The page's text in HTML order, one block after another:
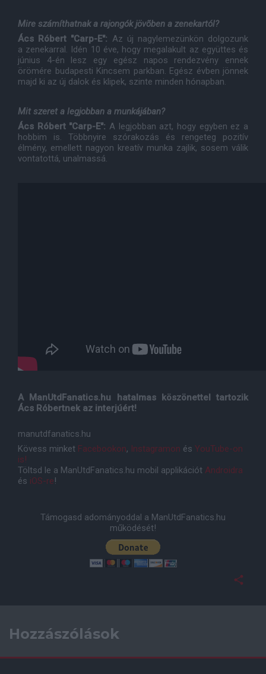
Mire számíthatnak a rajongók jövõben a zenekartól?
Ács Róbert "Carp-E": Az új nagylemezünkön dolgozunk
a zenekarral. Idén 10 éve, hogy megalakult az együttes és
június 4-én lesz egy egész napos rendezvény ennek
örömére budapesti Kincsem parkban. Egész évben jönnek
majd ki az új dalok és klipek, szinte minden hónapban.
Mit szeret a legjobban a munkájában?
Ács Róbert "Carp-E": A legjobban azt, hogy egyben ez a
hobbim is. Többnyire szórakozás és rengeteg pozitív
élmény, emellett nagyon kreatív munka zajlik, sosem válik
vontatottá, unalmassá.
A ManUtdFanatics.hu hatalmas köszönettel tartozik
Ács Róbertnek az interjúért!
manutdfanatics.hu
Kövess minket Facebookon, Instagramon és YouTube-on
is!
Töltsd le a ManUtdFanatics.hu mobil applikációt Androidra
és iOS-re!
Támogasd adományoddal a ManUtdFanatics.hu
működését!
Hozzászólások